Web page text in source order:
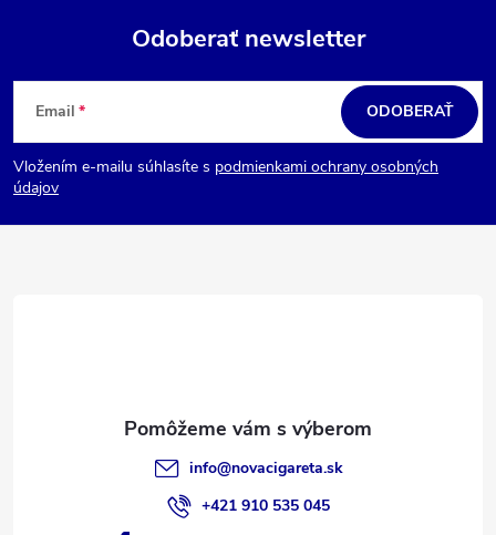
Z
p
t
Odoberať newsletter
Email
Vložením e-mailu súhlasíte s podmienkami ochrany osobných
údajov
ODOBERAŤ
info@novacigareta.sk
+421 910 535 045